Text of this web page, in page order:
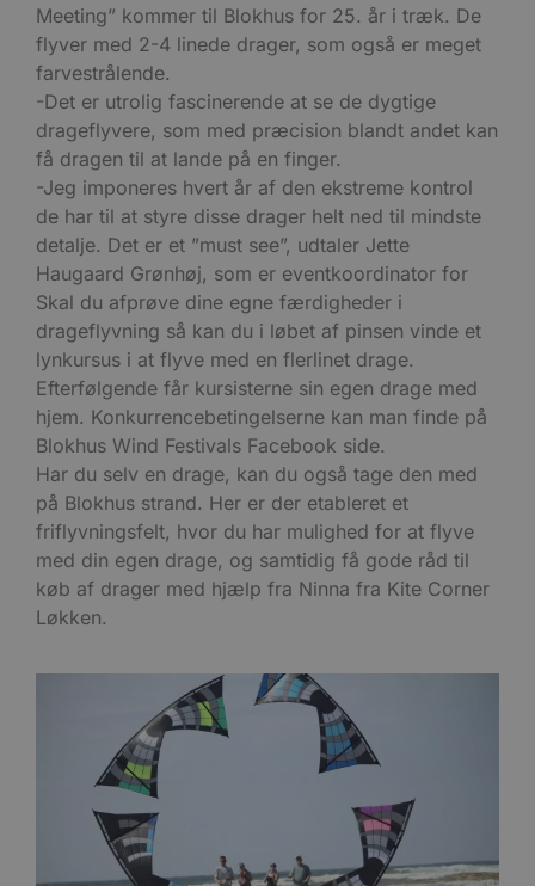
Meeting” kommer til Blokhus for 25. år i træk. De
flyver med 2-4 linede drager, som også er meget
farvestrålende.
-Det er utrolig fascinerende at se de dygtige
drageflyvere, som med præcision blandt andet kan
få dragen til at lande på en finger.
-Jeg imponeres hvert år af den ekstreme kontrol
de har til at styre disse drager helt ned til mindste
detalje. Det er et ”must see”, udtaler Jette
Haugaard Grønhøj, som er eventkoordinator for
Skal du afprøve dine egne færdigheder i
drageflyvning så kan du i løbet af pinsen vinde et
lynkursus i at flyve med en flerlinet drage.
Efterfølgende får kursisterne sin egen drage med
hjem. Konkurrencebetingelserne kan man finde på
Blokhus Wind Festivals Facebook side.
Har du selv en drage, kan du også tage den med
på Blokhus strand. Her er der etableret et
friflyvningsfelt, hvor du har mulighed for at flyve
med din egen drage, og samtidig få gode råd til
køb af drager med hjælp fra Ninna fra Kite Corner
Løkken.